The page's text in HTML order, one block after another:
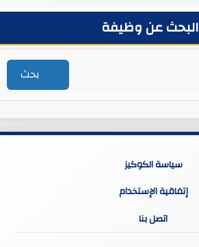
البحث عن وظيفة
بحث
سياسة الكوكيز
إتفاقية الإستخدام
اتصل بنا